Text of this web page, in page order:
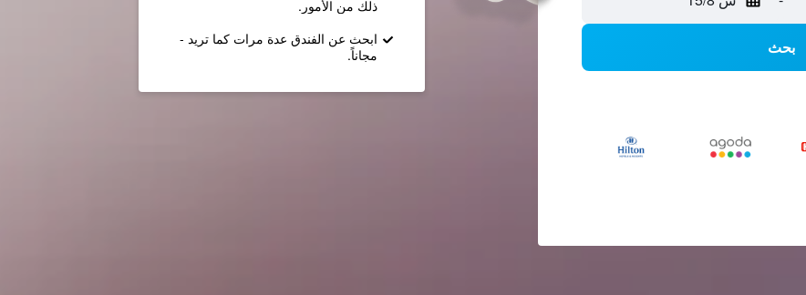
بحث
ذلك من الأمور.
ابحث عن الفندق عدة مرات كما تريد -
مجاناً.